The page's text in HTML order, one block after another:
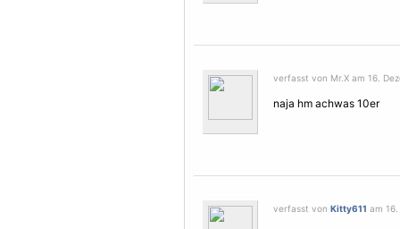
verfasst von Mr.X am 16.
naja hm achwas 10er
verfasst von Kitty611 am